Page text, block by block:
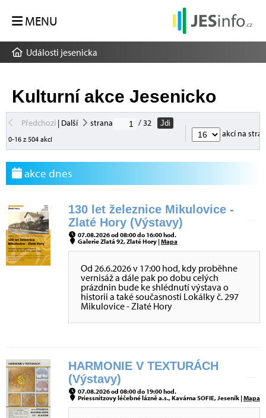
MENU
Události jesenicka
Kulturní akce Jesenicko
Předchozí| Další strana / 32
Jdi
0-16 z 504 akcí
akcí na
akce dnes
130 let železnice Mikulovice -
Zlaté Hory (Výstavy)
07.08.2026 od 08:00 do 16:00 hod.
Galerie Zlatá 92, Zlaté Hory |Mapa
Od 26.6.2026 v 17:00 hod, kdy proběhne
vernisáž a dále pak po dobu celých
prázdnin bude ke shlédnutí výstava o
historii a také současnosti Lokálky č. 297
Mikulovice - Zlaté Hory
HARMONIE V TEXTURÁCH
(Výstavy)
07.08.2026 od 08:00 do 19:00 hod.
Priessnitzovy léčebné lázně a.s., Kavárna SOFIE, Jeseník |Mapa